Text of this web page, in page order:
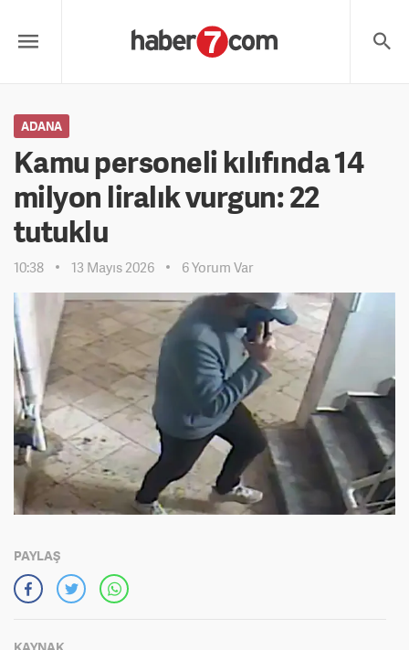
ADANA
Kamu personeli kılıfında 14
milyon liralık vurgun: 22
tutuklu
10:38 13 Mayıs 2026 6 Yorum Var
PAYLAŞ